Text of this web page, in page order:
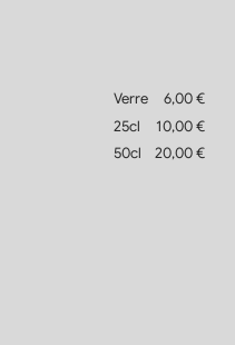
Verre
6,00 €
25cl
10,00 €
50cl
20,00 €